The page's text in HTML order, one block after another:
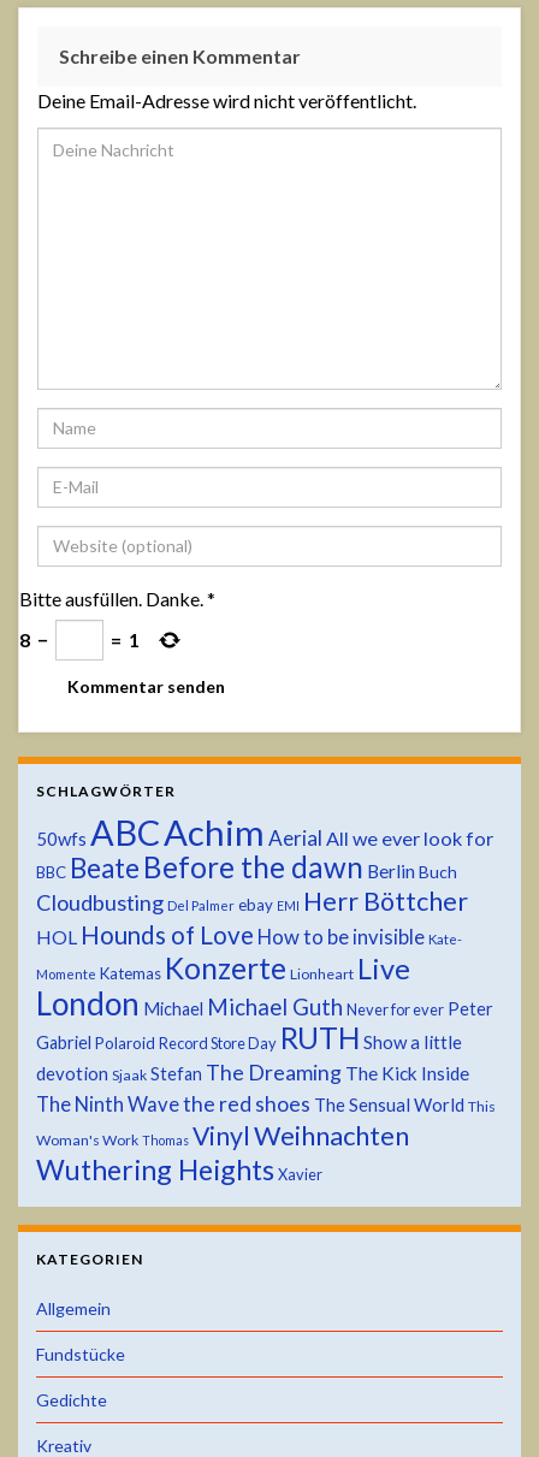
Schreibe einen Kommentar
Deine Email-Adresse wird nicht veröffentlicht.
Bitte ausfüllen. Danke. *
8 − = 1
SCHLAGWÖRTER
50wfs ABCAchim Aerial All we ever look for
BBC Beate Before the dawn Berlin Buch
Cloudbusting Del Palmer ebay EMI Herr Böttcher
HOL Hounds of Love How to be invisible Kate-
Momente Katemas Konzerte Lionheart Live
London Michael Michael Guth Never for ever Peter
Gabriel Polaroid Record Store Day RUTH Show a little
devotion Sjaak Stefan The Dreaming The Kick Inside
The Ninth Wavethe red shoes The Sensual World This
Woman's Work Thomas VinylWeihnachten
Wuthering Heights Xavier
KATEGORIEN
Allgemein
Fundstücke
Gedichte
Kreativ